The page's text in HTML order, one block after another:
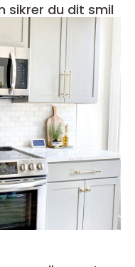
sikrer du dit smil